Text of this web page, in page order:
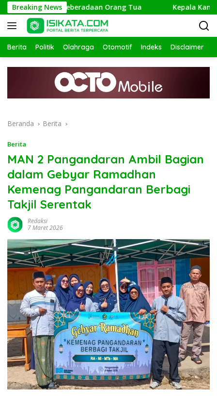
Langsung
ke
konten
Breaking News
Telusuri Keberadaan Orang Tua Kepala Kantor
Berita Politik Olahraga Otomotif Indeks Disclaimer
Beranda Berita
Berita
MAN 2 Pangandaran Ambil Bagian
dalam Gebyar Ramadhan
Kemenag Pangandaran Berbagi
Takjil Serentak
Redaksi
7 Maret 2026